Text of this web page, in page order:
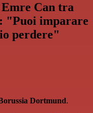
Can tra
"Puoi imparare
perdere"
Dortmund.